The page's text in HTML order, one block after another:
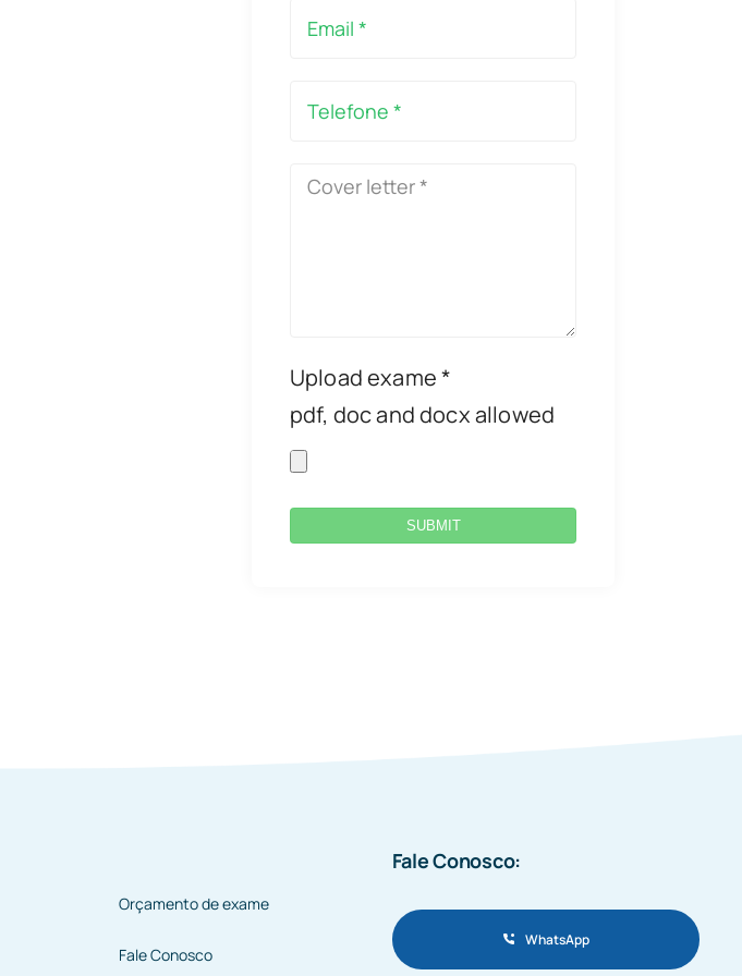
Upload exame *
pdf, doc and docx allowed
SUBMIT
Orçamento de exame
Fale Conosco
Fale Conosco:
WhatsApp